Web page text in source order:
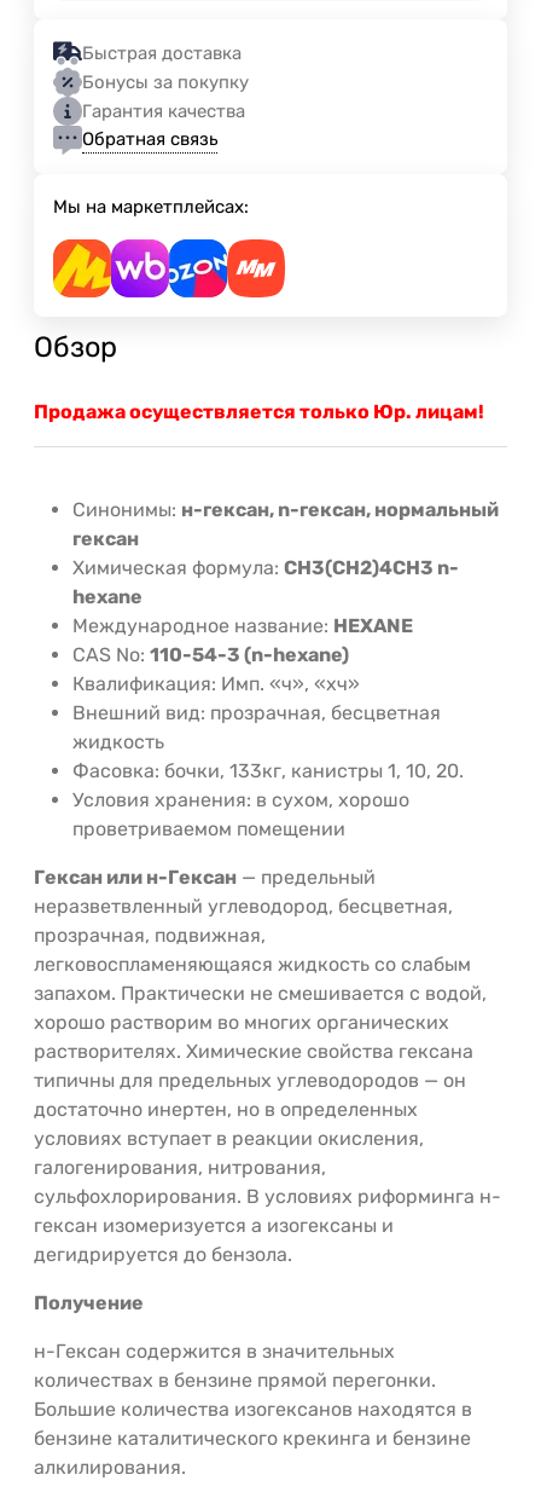
Быстрая доставка
Бонусы за покупку
Гарантия качества
Обратная связь
Мы на маркетплейсах:
Обзор
Продажа осуществляется только Юр. лицам!
Синонимы: н-гексан, n-гексан, нормальный
гексан
Химическая формула: CH3(CH2)4CH3 n-
hexane
Международное название: HEXANE
CAS No: 110-54-3 (n-hexane)
Квалификация: Имп. «ч», «хч»
Внешний вид: прозрачная, бесцветная
жидкость
Фасовка: бочки, 133кг, канистры 1, 10, 20.
Условия хранения: в сухом, хорошо
проветриваемом помещении
Гексан или н-Гексан — предельный
неразветвленный углеводород, бесцветная,
прозрачная, подвижная,
легковоспламеняющаяся жидкость со слабым
запахом. Практически не смешивается с водой,
хорошо растворим во многих органических
растворителях. Химические свойства гексана
типичны для предельных углеводородов — он
достаточно инертен, но в определенных
условиях вступает в реакции окисления,
галогенирования, нитрования,
сульфохлорирования. В условиях риформинга н-
гексан изомеризуется а изогексаны и
дегидрируется до бензола.
Получение
н-Гексан содержится в значительных
количествах в бензине прямой перегонки.
Большие количества изогексанов находятся в
бензине каталитического крекинга и бензине
алкилирования.